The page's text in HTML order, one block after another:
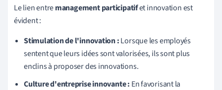
Le lien entremanagement participatifet innovation est
évident :
Stimulation de l'innovation :Lorsque les employés
sentent que leurs idées sont valorisées, ils sont plus
enclins à proposer des innovations.
Culture d'entreprise innovante : En favorisant la